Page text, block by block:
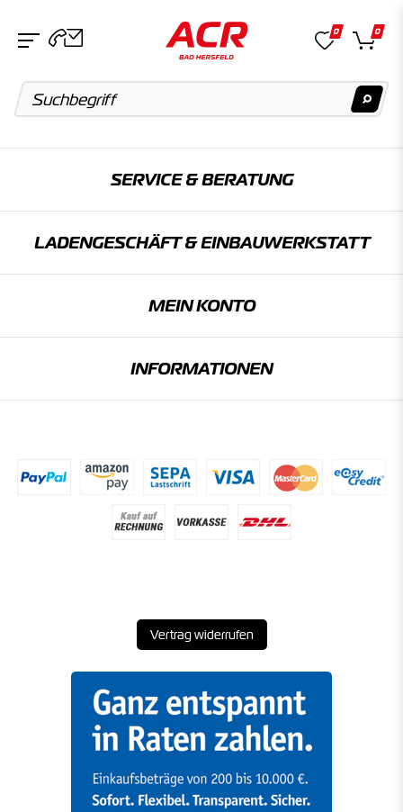
Artikel
Kategorien
Keine Suchergebnisse gefunden.
0 0
SERVICE & BERATUNG
LADENGESCHÄFT & EINBAU­WERKSTATT
MEIN KONTO
INFORMATIONEN
Vertrag widerrufen